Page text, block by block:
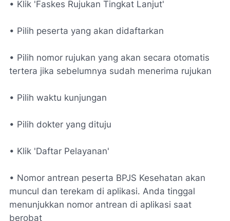
• Klik 'Faskes Rujukan Tingkat Lanjut'
• Pilih peserta yang akan didaftarkan
• Pilih nomor rujukan yang akan secara otomatis
tertera jika sebelumnya sudah menerima rujukan
• Pilih waktu kunjungan
• Pilih dokter yang dituju
• Klik 'Daftar Pelayanan'
• Nomor antrean peserta BPJS Kesehatan akan
muncul dan terekam di aplikasi. Anda tinggal
menunjukkan nomor antrean di aplikasi saat
berobat